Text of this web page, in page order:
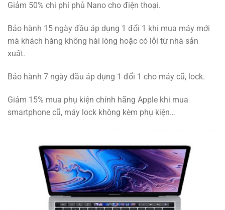
Giảm 50% chi phí phủ Nano cho điện thoại.
Bảo hành 15 ngày đầu áp dụng 1 đổi 1 khi mua máy mới
mà khách hàng không hài lòng hoặc có lỗi từ nhà sản
xuất.
Bảo hành 7 ngày đầu áp dụng 1 đổi 1 cho máy cũ, lock.
Giảm 15% mua phụ kiện chính hãng Apple khi mua
smartphone cũ, máy lock không kèm phụ kiện…